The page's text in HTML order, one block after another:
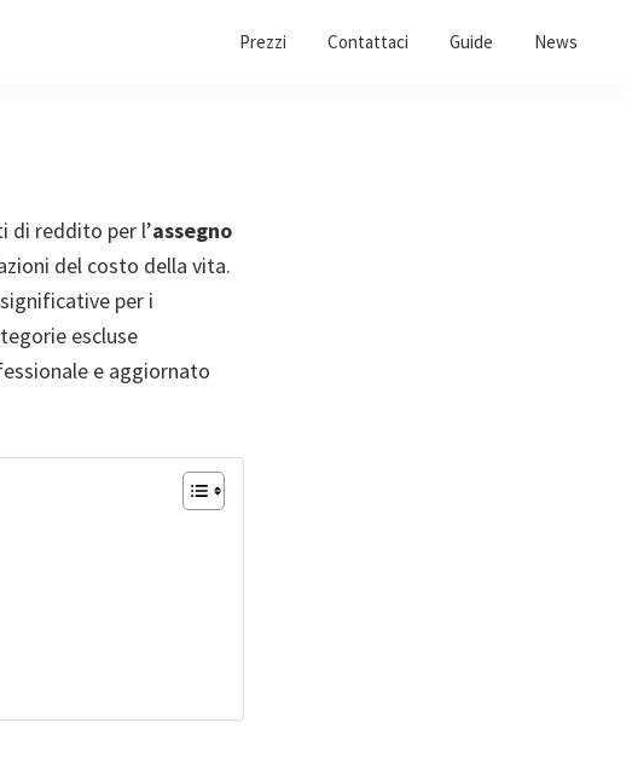
Prezzi Contattaci Guide News
di reddito per l’assegno
del costo della vita.
per i
escluse
e aggiornato